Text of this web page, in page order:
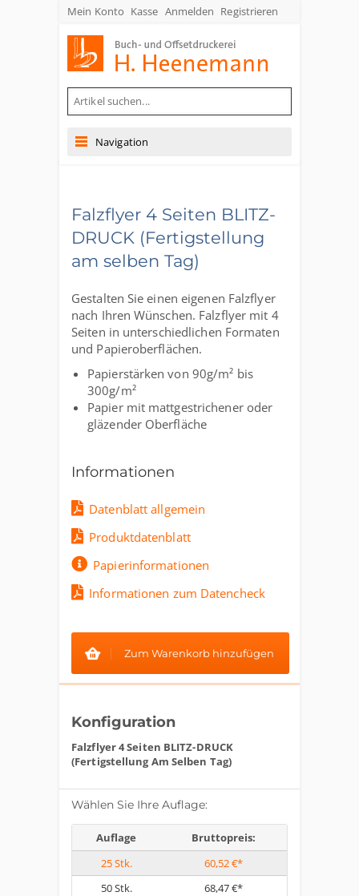
Mein Konto Kasse Anmelden Registrieren
Navigation
Falzflyer 4 Seiten BLITZ-
DRUCK (Fertigstellung
am selben Tag)
Gestalten Sie einen eigenen Falzflyer
nach Ihren Wünschen. Falzflyer mit 4
Seiten in unterschiedlichen Formaten
und Papieroberflächen.
Papierstärken von 90g/m² bis
300g/m²
Papier mit mattgestrichener oder
gläzender Oberfläche
Informationen
Datenblatt allgemein
Produktdatenblatt
Papierinformationen
Informationen zum Datencheck
Zum Warenkorb hinzufügen
Konfiguration
Falzflyer 4 Seiten BLITZ-DRUCK
(Fertigstellung Am Selben Tag)
Wählen Sie Ihre Auflage:
Auflage
Bruttopreis:
25Stk.
60,52 €*
50Stk.
68,47 €*